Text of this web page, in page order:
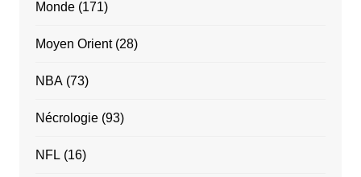
Monde(171)
Moyen Orient(28)
NBA(73)
Nécrologie(93)
NFL (16)